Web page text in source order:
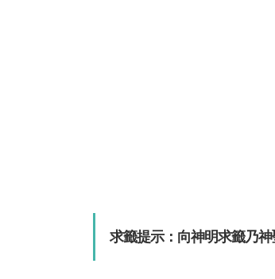
求籤提示：向神明求籤乃